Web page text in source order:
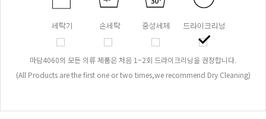
마담4060의 모든 의류 제품은 처음 1~2회 드라이크리닝을 권장합니다.
(All Products are the first one or two times,we recommend Dry Cleaning)